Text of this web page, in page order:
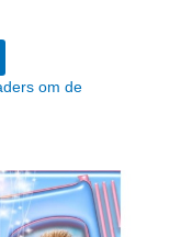
om de